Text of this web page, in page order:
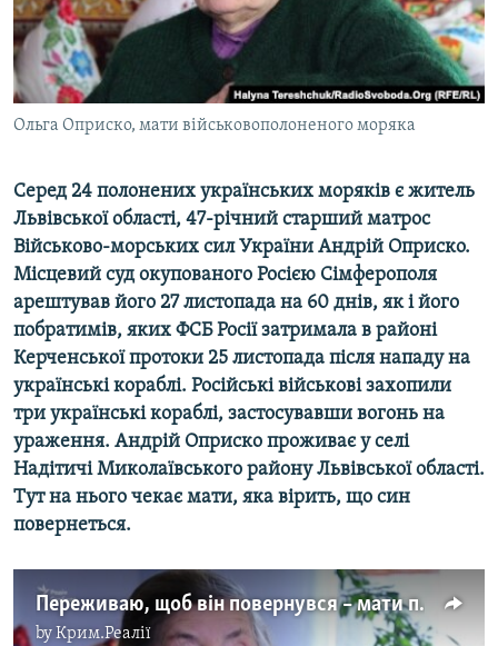
СВІДЧЕННЯ ОКУПАЦІЇ
УКРАЇНСЬКА ПРОБЛЕМА КРИМУ
ІНФОГРАФІКА
Qırımtatar
ДОЛУЧАЙСЯ!
Усі сайти RFE/RL
Ольга Оприско, мати військовополоненого моряка
Серед 24 полонених українських моряків є житель
Львівської області, 47-річний старший матрос
Військово-морських сил України Андрій Оприско.
Місцевий суд окупованого Росією Сімферополя
арештував його 27 листопада на 60 днів, як і його
побратимів, яких ФСБ Росії затримала в районі
Керченської протоки 25 листопада після нападу на
українські кораблі. Російські військові захопили
три українські кораблі, застосувавши вогонь на
ураження. Андрій Оприско проживає у селі
Надітичі Миколаївського району Львівської області.
Тут на нього чекає мати, яка вірить, що син
повернеться.
Переживаю, щоб він повернувся – мати полоненого моряка (відео)
byКрим.Реалії